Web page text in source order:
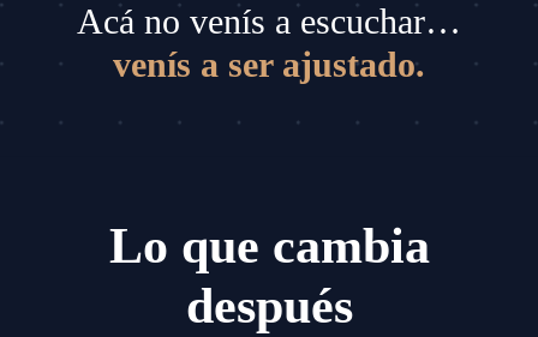
Acá no venís a escuchar…
venís a ser ajustado.
Lo que cambia
después